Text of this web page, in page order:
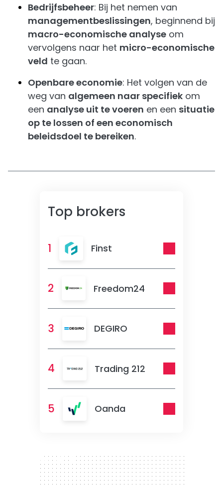
Bedrijfsbeheer: Bij het nemen van
managementbeslissingen, beginnend bij
macro-economische analyse om
vervolgens naar het micro-economische
veld te gaan.
Openbare economie: Het volgen van de
weg van algemeen naar specifiek om
een analyse uit te voeren en een situatie
op te lossen of een economisch
beleidsdoel te bereiken.
Top brokers
1 Finst
2 Freedom24
3 DEGIRO
4 Trading 212
5 Oanda
300 x 250